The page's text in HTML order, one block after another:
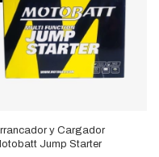
y Cargador
Jump Starter